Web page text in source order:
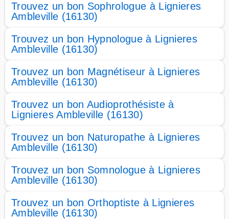
Trouvez un bon Sophrologue à Lignieres
Ambleville (16130)
Trouvez un bon Hypnologue à Lignieres
Ambleville (16130)
Trouvez un bon Magnétiseur à Lignieres
Ambleville (16130)
Trouvez un bon Audioprothésiste à
Lignieres Ambleville (16130)
Trouvez un bon Naturopathe à Lignieres
Ambleville (16130)
Trouvez un bon Somnologue à Lignieres
Ambleville (16130)
Trouvez un bon Orthoptiste à Lignieres
Ambleville (16130)